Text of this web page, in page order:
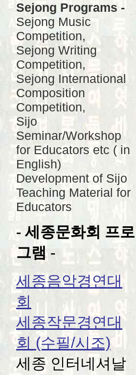
Sejong Programs -
Sejong Music
Competition,
Sejong Writing
Competition,
Sejong International
Composition
Competition,
Sijo
Seminar/Workshop
for Educators etc ( in
English)
Development of Sijo
Teaching Material for
Educators
- 세종문화회 프로
그램 -
세종음악경연대
회
세종작문경연대
회 (수필/시조)
세종 인터네셔날